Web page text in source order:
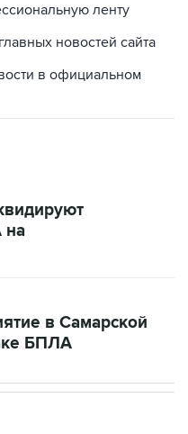
ленту
новостей сайта
в официальном
на
в Самарской
БПЛА